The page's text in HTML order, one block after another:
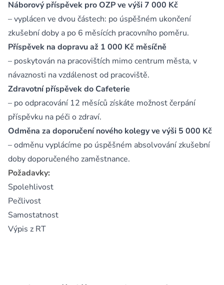
Náborový příspěvek pro OZP ve výši 7 000 Kč
– vyplácen ve dvou částech: po úspěšném ukončení
zkušební doby a po 6 měsících pracovního poměru.
Příspěvek na dopravu až 1 000 Kč měsíčně
– poskytován na pracovištích mimo centrum města, v
návaznosti na vzdálenost od pracoviště.
Zdravotní příspěvek do Cafeterie
– po odpracování 12 měsíců získáte možnost čerpání
příspěvku na péči o zdraví.
Odměna za doporučení nového kolegy ve výši 5 000 Kč
– odměnu vyplácíme po úspěšném absolvování zkušební
doby doporučeného zaměstnance.
Požadavky:
Spolehlivost
Pečlivost
Samostatnost
Výpis z RT